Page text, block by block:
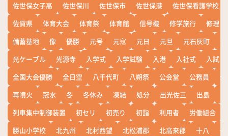
佐世保女子高
佐世保川 佐世保市 佐世保港
佐世保看護学校
佐賀県
体育大会 体育祭 体育館 信号機 修学旅行
修理
備蓄基地
像 優勝 元号 元寇 元日 元旦 元石灰町
光ケーブル
光源寺 入学式 入学試験 入港 入社式
入試
全国大会優勝
全日空 八千代町 八朔祭 公会堂 公務員
公
再噴火
冠水 冬 冬休み 凍結 処分 出光佐三 出島
列車集中制御装置
初セリ 初売り 初詣 利用者 労働組合
勝山小学校
北九州 北村西望 北松浦郡 北高来郡 十八
十